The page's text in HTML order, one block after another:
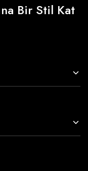
Bir Stil Kat